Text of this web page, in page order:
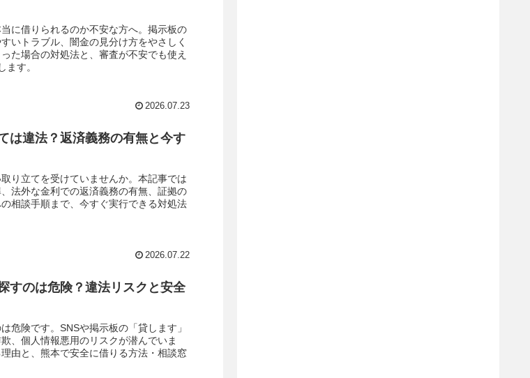
に借りられるのか不安な方へ。掲示板の
いトラブル、闇金の見分け方をやさしく
た場合の対処法と、審査が不安でも使え
ます。
2026.07.23
は違法？返済義務の有無と今す
り立てを受けていませんか。本記事では
法外な金利での返済義務の有無、証拠の
相談手順まで、今すぐ実行できる対処法
2026.07.22
すのは危険？違法リスクと安全
危険です。SNSや掲示板の「貸します」
、個人情報悪用のリスクが潜んでいま
由と、熊本で安全に借りる方法・相談窓